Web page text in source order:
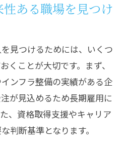
ある職場を見つけ
見つけるためには、いくつ
くことが大切です。まず、
ンフラ整備の実績がある企
が見込めるため長期雇用に
、資格取得支援やキャリア
判断基準となります。